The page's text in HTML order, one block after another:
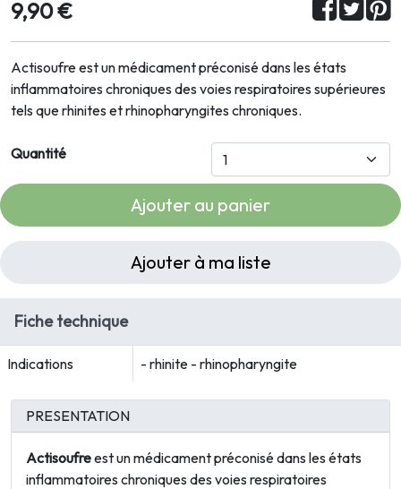
9,90 €
Actisoufre est un médicament préconisé dans les états
inflammatoires chroniques des voies respiratoires supérieures
tels que rhinites et rhinopharyngites chroniques.
Quantité
Ajouter au panier
Ajouter à ma liste
Fiche technique
Indications - rhinite - rhinopharyngite
PRESENTATION
Actisoufreest un médicament préconisé dans les états
inflammatoires chroniques des voies respiratoires